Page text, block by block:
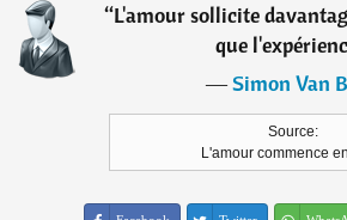
“L'amour sollicite
que
―Simon Van
Source:
L'amour commence